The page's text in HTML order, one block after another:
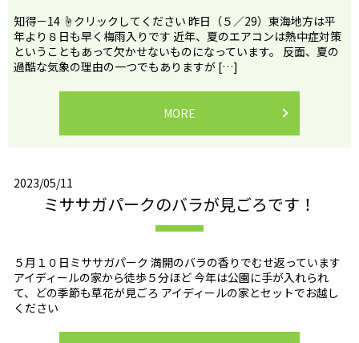
知得－14 ☝クリックしてください 昨日（５／29）東海地方は平
年より８日も早く梅雨入りです 近年、夏のエアコンは熱中症対策
ということもあって欠かせないものになっています。 反面、夏の
過酷な気象の理由の一つでもありますが […]
MORE
2023/05/11
ミササガパークのバラが見ごろです！
５月１０日ミササガパーク 満開のバラの香りでむせ返っています
アイディールの家から徒歩５分ほど 今年は公園に手が入れられ
て、どの季節も草花が見ごろ アイディールの家とセットでお越し
ください